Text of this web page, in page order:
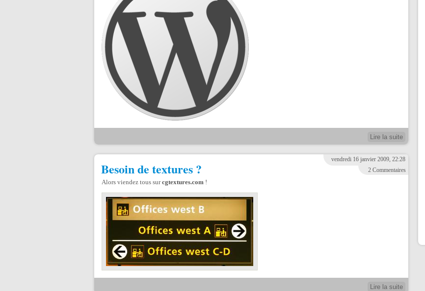
Lire la suite
vendredi 16 janvier 2009, 22:28
2 Commentaires
Besoin de textures ?
Alors viendez tous surcgtextures.com !
Lire la suite